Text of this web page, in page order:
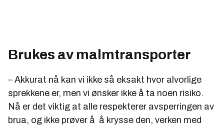
Brukes av malmtransporter
– Akkurat nå kan vi ikke så eksakt hvor alvorlige
sprekkene er, men vi ønsker ikke å ta noen risiko.
Nå er det viktig at alle respekterer avsperringen av
brua, og ikke prøver å å krysse den, verken med